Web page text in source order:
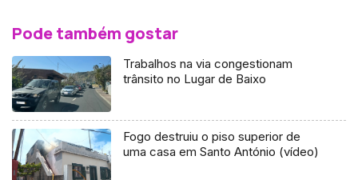
Pode também gostar
Trabalhos na via congestionam
trânsito no Lugar de Baixo
Fogo destruiu o piso superior de
uma casa em Santo António (vídeo)